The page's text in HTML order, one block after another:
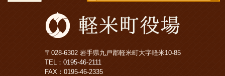
〒028-6302 岩手県九戸郡軽米町大字軽米10-85
TEL： 0195-46-2111
FAX：0195-46-2335